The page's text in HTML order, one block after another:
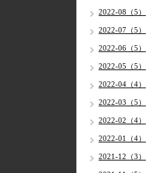
2022-08（5）
2022-07（5）
2022-06（5）
2022-05（5）
2022-04（4）
2022-03（5）
2022-02（4）
2022-01（4）
2021-12（3）